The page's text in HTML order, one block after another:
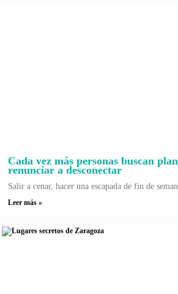
Cada vez más personas buscan
renunciar a desconectar
Salir a cenar, hacer una escapada de fin de
Leer más »